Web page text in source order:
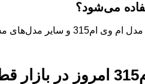
می‌شود؟
عموماً در خودروهای مدل
امروز در بازار